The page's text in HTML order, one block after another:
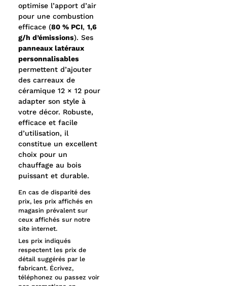
optimise l’apport d’air
pour une combustion
efficace (80 % PCI,1,6
g/h d’émissions). Ses
panneaux latéraux
personnalisables
permettent d’ajouter
des carreaux de
céramique 12 × 12 pour
adapter son style à
votre décor. Robuste,
efficace et facile
d’utilisation, il
constitue un excellent
choix pour un
chauffage au bois
puissant et durable.
En cas de disparité des
prix, les prix affichés en
magasin prévalent sur
ceux affichés sur notre
site internet.
Les prix indiqués
respectent les prix de
détail suggérés par le
fabricant. Écrivez,
téléphonez ou passez voir